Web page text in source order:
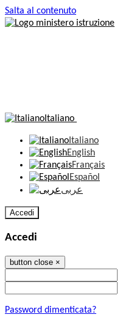
Salta al contenuto
Italiano
Italiano
English
Français
Español
عربى
Accedi
Accedi
button close ×
Password dimenticata?